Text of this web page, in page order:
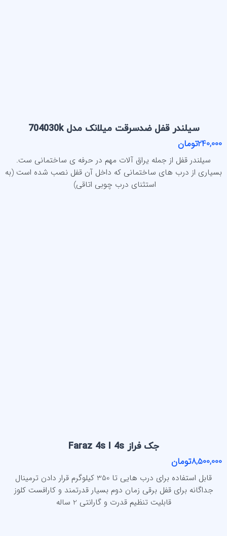
سیلندر قفل ضدسرقت میلانک مدل 704030k
240,000تومان
سیلندر قفل از جمله یراق آلات مهم در حرفه ی ساختمانی ست.
بسیاری از درب های ساختمانی که داخل آن قفل نصب شده است (به
استثنای درب چوبی اتاقی)
جک فراز Faraz 4s I 4s
8,500,000تومان
قابل استفاده برای درب هایی تا 350 کیلوگرم قرار دادن ترمینال
جداگانه برای قفل برقی زمان دوم بسیار قدرتمند و کارافست کلوز
قابلیت تنظیم قدرت و گارانتی 2 ساله